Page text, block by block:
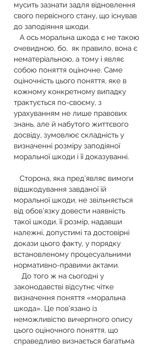
мусить зазнати задля відновлення
свого первісного стану, що існував
до заподіяння шкоди.
очевидною, бо,  як правило, вона є
нематеріальною, а тому і являє
собою поняття оціночне. Саме
оціночність цього поняття, яке в
кожному конкретному випадку
трактується по-своєму, з
урахуванням не лише правових
знань, але й набутого життєвого
досвіду, зумовлює складність у
визначенні розміру заподіяної
моральної шкоди і її доказуванні.
відшкодування завданої їй
моральної шкоди, не звільняється
від обов’язку довести наявність
такої шкоди, її розмір, надавши
належні, допустимі та достовірні
докази цього факту, у порядку
встановленому процесуальними
нормативно-правими актами.
До того ж на сьогодні у
законодавстві відсутнє чітке
визначення поняття «моральна
шкода». Це пов’язано із
неможливістю вичерпного опису
цього оціночного поняття, що
справедливо визнається багатьма